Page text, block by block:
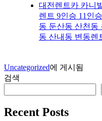
대전렌트카 카니
렌트 9인승 11인
동 둔산동 산천동
동 산내동 변동렌
Uncategorized에 게시됨
검색
Recent Posts